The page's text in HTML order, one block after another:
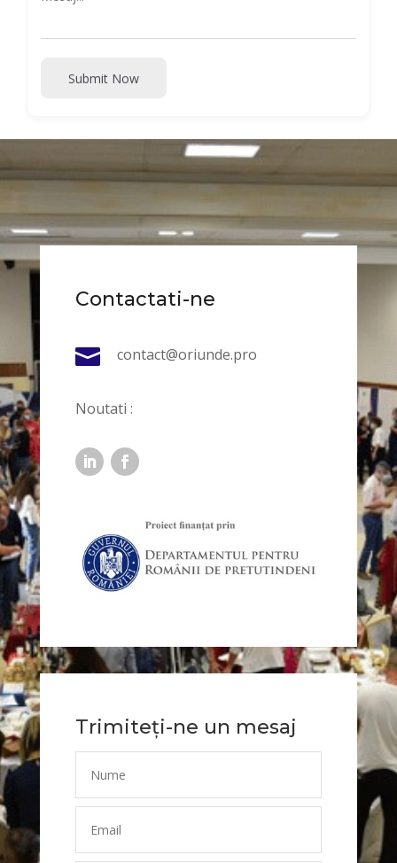
Submit Now
Contactati-ne
 contact@oriunde.pro
Noutati :
Trimiteți-ne un mesaj